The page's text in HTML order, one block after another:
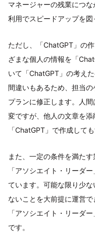
マネージャーの残業につ
利用でスピードアップを図
ただし、「ChatGPT」の
ざまな個人の情報を「
いて「ChatGPT」の考え
間違いもあるため、担当
プランに修正します。人
変ですが、他人の文章を添
「ChatGPT」で作成して
また、一定の条件を満た
「アソシエイト・リーダ
ています。可能な限り少
ないことを大前提に運営
「アソシエイト・リーダ
です。